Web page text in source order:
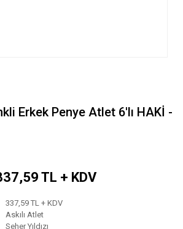
Erkek Penye Atlet 6'lı HAKİ -
TL + KDV
337,59 TL + KDV
Askılı Atlet
Seher Yıldızı